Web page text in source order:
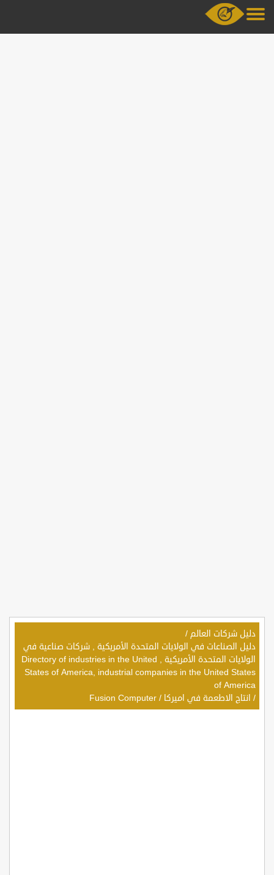
دليل شركات العالم /
دليل الصناعات في الولايات المتحدة الأمريكية , شركات صناعية في
الولايات المتحدة الأمريكية , Directory of industries in the United
States of America, industrial companies in the United States
of America
/ انتاج الاطعمة في اميركا /
Fusion Computer